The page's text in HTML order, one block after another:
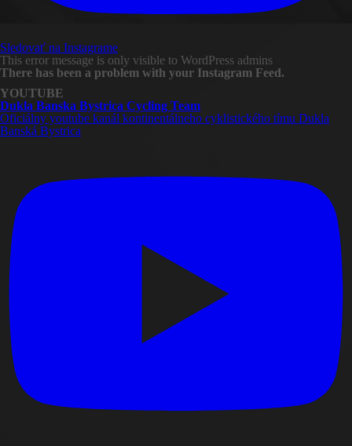
Sledovať na Instagrame
This error message is only visible to WordPress admins
There has been a problem with your Instagram Feed.
YOUTUBE
Dukla Banska Bystrica Cycling Team
Oficiálny youtube kanál kontinentálneho cyklistického tímu Dukla
Banská Bystrica